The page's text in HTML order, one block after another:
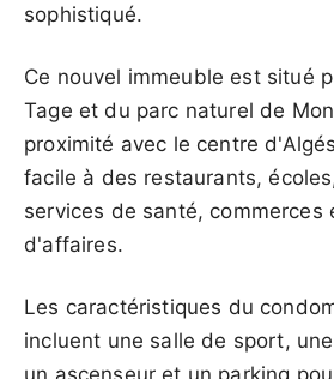
sophistiqué.
Ce nouvel immeuble est situé
Tage et du parc naturel de
proximité avec le centre
facile à des restaurants,
services de santé, commerces
d'affaires.
Les caractéristiques du
incluent une salle de sport,
un ascenseur et un parking